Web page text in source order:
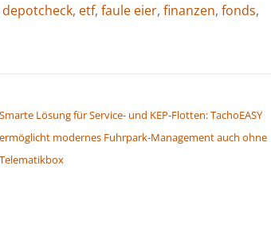
depotcheck, etf, faule eier, finanzen, fonds,
Smarte Lösung für Service- und KEP-Flotten: TachoEASY
ermöglicht modernes Fuhrpark-Management auch ohne
Telematikbox